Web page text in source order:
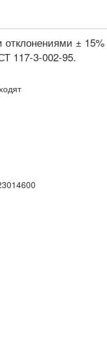
± 15%
117-3-002-95.